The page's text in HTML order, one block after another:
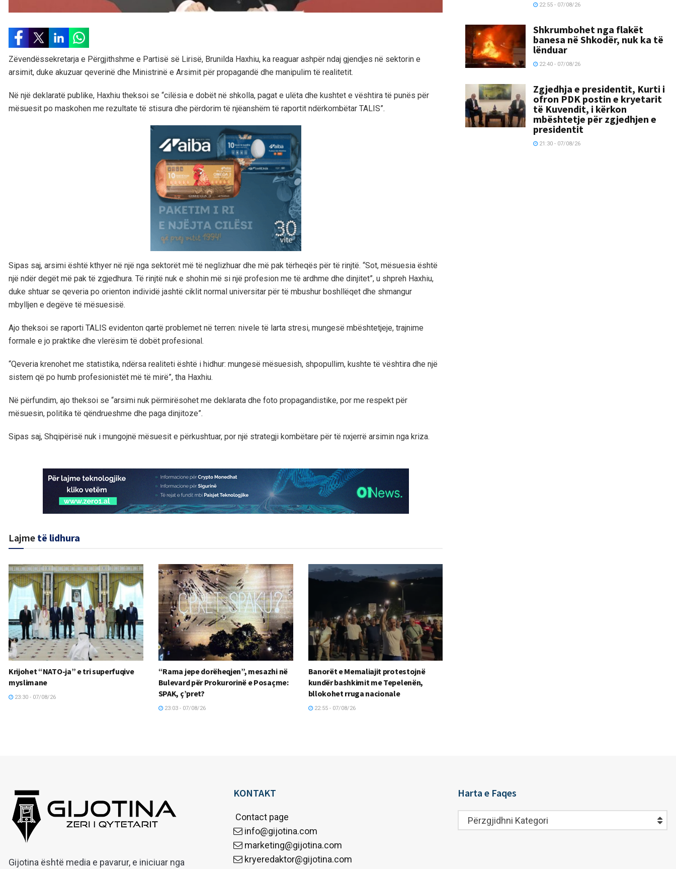
Zëvendëssekretarja e Përgjithshme e Partisë së Lirisë, Brunilda Haxhiu, ka reaguar ashpër ndaj gjendjes në sektorin e
arsimit, duke akuzuar qeverinë dhe Ministrinë e Arsimit për propagandë dhe manipulim të realitetit.
Në një deklaratë publike, Haxhiu theksoi se “cilësia e dobët në shkolla, pagat e ulëta dhe kushtet e vështira të punës për
mësuesit po maskohen me rezultate të stisura dhe përdorim të njëanshëm të raportit ndërkombëtar TALIS”.
Sipas saj, arsimi është kthyer në një nga sektorët më të neglizhuar dhe më pak tërheqës për të rinjtë. “Sot, mësuesia është
një ndër degët më pak të zgjedhura. Të rinjtë nuk e shohin më si një profesion me të ardhme dhe dinjitet”, u shpreh Haxhiu,
duke shtuar se qeveria po orienton individë jashtë ciklit normal universitar për të mbushur boshllëqet dhe shmangur
mbylljen e degëve të mësuesisë.
Ajo theksoi se raporti TALIS evidenton qartë problemet në terren: nivele të larta stresi, mungesë mbështetjeje, trajnime
formale e jo praktike dhe vlerësim të dobët profesional.
“Qeveria krenohet me statistika, ndërsa realiteti është i hidhur: mungesë mësuesish, shpopullim, kushte të vështira dhe një
sistem që po humb profesionistët më të mirë”, tha Haxhiu.
Në përfundim, ajo theksoi se “arsimi nuk përmirësohet me deklarata dhe foto propagandistike, por me respekt për
mësuesin, politika të qëndrueshme dhe paga dinjitoze”.
Sipas saj, Shqipërisë nuk i mungojnë mësuesit e përkushtuar, por një strategji kombëtare për të nxjerrë arsimin nga kriza.
Lajme të lidhura
Krijohet “NATO-ja” e tri superfuqive
myslimane
23:30 - 07/08/26
“Rama jepe dorëheqjen”, mesazhi në
Bulevard për Prokurorinë e Posaçme:
SPAK, ç’pret?
23:03 - 07/08/26
Banorët e Memaliajit protestojnë
kundër bashkimit me Tepelenën,
bllokohet rruga nacionale
22:55 - 07/08/26
22:55 - 07/08/26
Shkrumbohet nga flakët
banesa në Shkodër, nuk ka të
lënduar
22:40 - 07/08/26
Zgjedhja e presidentit, Kurti i
ofron PDK postin e kryetarit
të Kuvendit, i kërkon
mbështetje për zgjedhjen e
presidentit
21:30 - 07/08/26
Gijotina është media e pavarur, e iniciuar nga
KONTAKT
Contact page
info@gijotina.com
marketing@gijotina.com
kryeredaktor@gijotina.com
Harta e Faqes
Harta
e
Përzgjidhni Kategori